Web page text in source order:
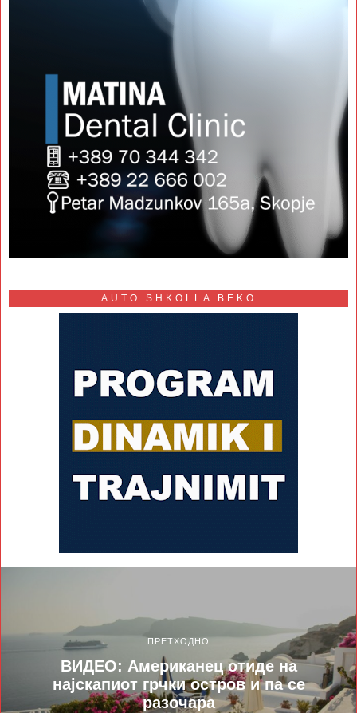
AUTO SHKOLLA BEKO
ПРЕТХОДНО
ВИДЕО: Американец отиде на
најскапиот грчки остров и па се
разочара